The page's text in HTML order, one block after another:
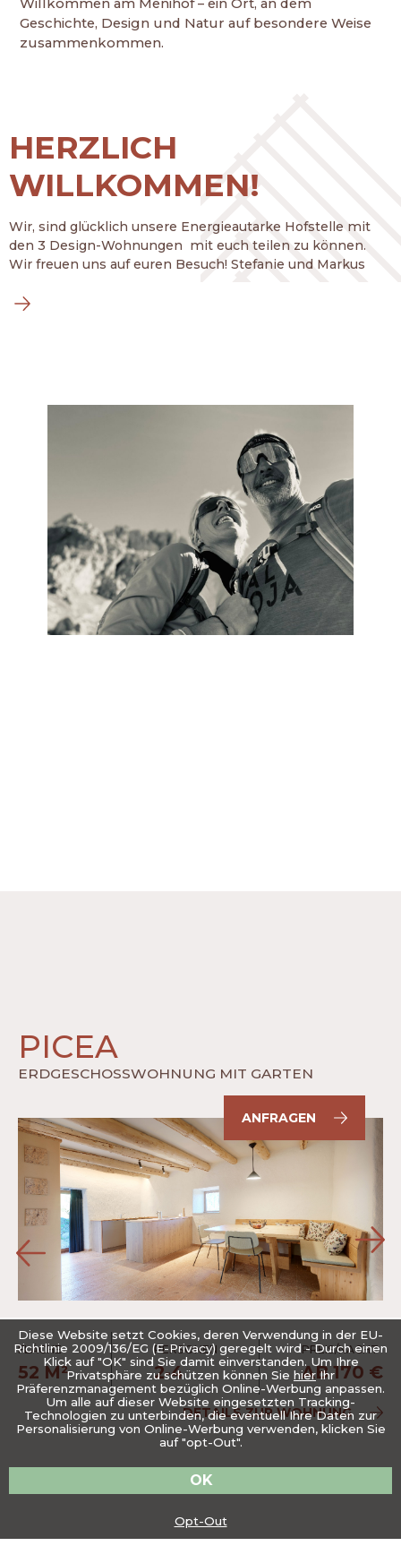
Geschichte, Design und Natur auf besondere Weise
zusammenkommen.
HERZLICH
WILLKOMMEN!
Wir, sind glücklich unsere Energieautarke Hofstelle mit
den 3 Design-Wohnungen mit euch teilen zu können.
Wir freuen uns auf euren Besuch! Stefanie und Markus
PICEA
ERDGESCHOSSWOHNUNG MIT GARTEN
ANFRAGEN
FLÄCHE
52 M²
PERSONEN
2-4
PREIS/NACHT
AB 170 €
DETAILS ZUR WOHNUNG
Diese Website setzt Cookies, deren Verwendung in der EU-
Richtlinie 2009/136/EG (E-Privacy) geregelt wird - Durch einen
Klick auf "OK" sind Sie damit einverstanden. Um Ihre
Privatsphäre zu schützen können Sie hier Ihr
Präferenzmanagement bezüglich Online-Werbung anpassen.
Um alle auf dieser Website eingesetzten Tracking-
Technologien zu unterbinden, die eventuell Ihre Daten zur
Personalisierung von Online-Werbung verwenden, klicken Sie
auf "opt-Out".
OK
Opt-Out